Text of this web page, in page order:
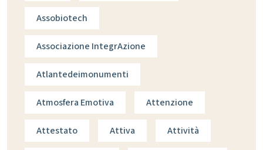
Assobiotech
Associazione IntegrAzione
Atlantedeimonumenti
Atmosfera Emotiva Attenzione
Attestato Attiva Attività